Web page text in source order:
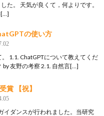
た。 天気が良くて，何よりです。
の使い方
。 1.1. ChatGPTについて教えてくだ
by 友野の考察 2.1. 自然言[…]
【祝】
イダンスが行われました。当研究